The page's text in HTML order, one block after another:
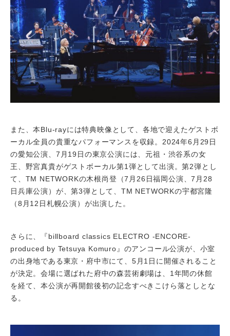
また、本Blu-rayには特典映像として、各地で迎えたゲストボ
ーカル全員の貴重なパフォーマンスを収録。2024年6月29日
の愛知公演、7月19日の東京公演には、元祖・渋谷系の女
王、野宮真貴がゲストボーカル第1弾として出演。第2弾とし
て、TM NETWORKの木根尚登（7月26日福岡公演、7月28
日兵庫公演）が、第3弾として、TM NETWORKの宇都宮隆
（8月12日札幌公演）が出演した。
さらに、『billboard classics ELECTRO -ENCORE-
produced by Tetsuya Komuro』のアンコール公演が、小室
の出身地である東京・府中市にて、5月1日に開催されること
が決定。会場に選ばれた府中の森芸術劇場は、1年間の休館
を経て、本公演が再開館後初の記念すべきこけら落としとな
る。